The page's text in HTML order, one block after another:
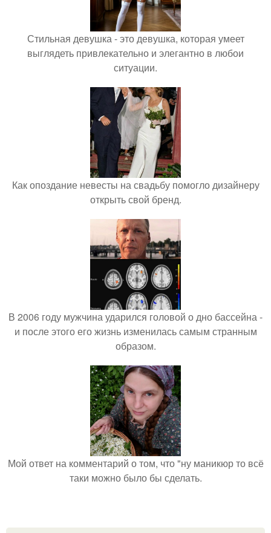
Стильная девушка - это девушка, которая умеет
выглядеть привлекательно и элегантно в любои
ситуации.
Как опоздание невесты на свадьбу помогло дизайнеру
открыть свой бренд.
В 2006 году мужчина ударился головой о дно бассейна -
и после этого его жизнь изменилась самым странным
образом.
Мой ответ на комментарий о том, что "ну маникюр то всё
таки можно было бы сделать.